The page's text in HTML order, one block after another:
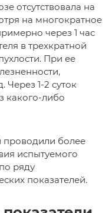
отсутствовала на
на многократное
через 1 час
в трехкратной
При ее
1-2 суток
какого-либо
более
испытуемого
ряду
показателей.